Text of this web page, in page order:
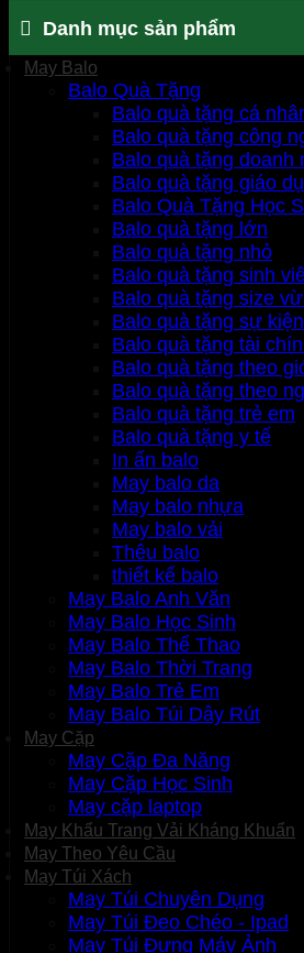
Danh mục sản phẩm
May Balo
Balo Quà Tặng
Balo quà tặng cá
Balo quà tặng công
Balo quà tặng doanh
Balo quà tặng giáo
Balo Quà Tặng Học
Balo quà tặng lớn
Balo quà tặng nhỏ
Balo quà tặng sinh
Balo quà tặng size
Balo quà tặng sự kiện
Balo quà tặng tài
Balo quà tặng theo
Balo quà tặng theo
Balo quà tặng trẻ em
Balo quà tặng y tế
In ấn balo
May balo da
May balo nhựa
May balo vải
Thêu balo
thiết kế balo
May Balo Anh Văn
May Balo Học Sinh
May Balo Thể Thao
May Balo Thời Trang
May Balo Trẻ Em
May Balo Túi Dây Rút
May Cặp
May Cặp Đa Năng
May Cặp Học Sinh
May cặp laptop
May Khẩu Trang Vải Kháng Khuẩn
May Theo Yêu Cầu
May Túi Xách
May Túi Chuyên Dụng
May Túi Đeo Chéo - Ipad
May Túi Đựng Máy Ảnh